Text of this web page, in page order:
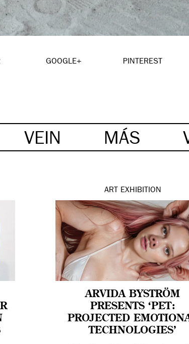
GOOGLE+ PINTEREST
VEIN MÁS
ART EXHIBITION
ARVIDA BYSTRÖM
PRESENTS ‘PET:
PROJECTED
TECHNOLOGIES’